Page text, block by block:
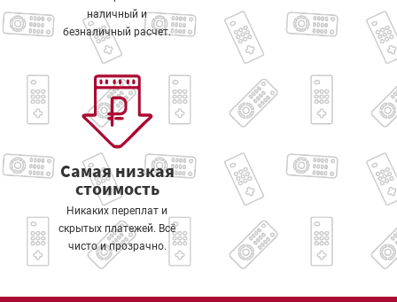
наличный и
безналичный расчет.
Самая низкая
стоимость
Никаких переплат и
скрытых платежей. Всё
чисто и прозрачно.